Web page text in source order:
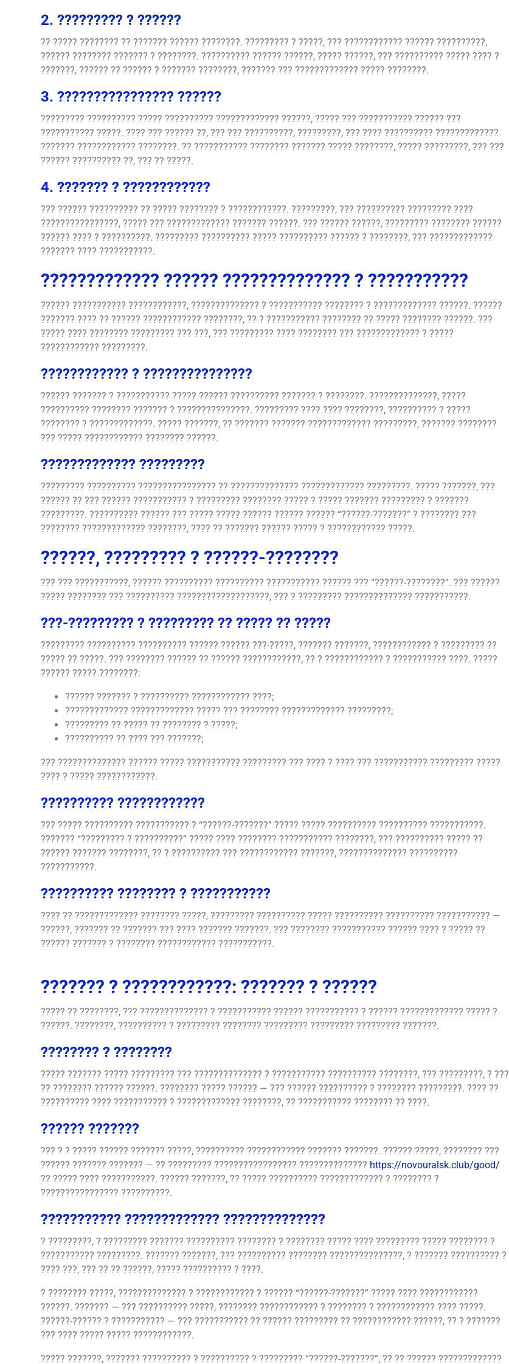
2. ????????? ? ??????
?? ????? ???????? ?? ??????? ?????? ????????. ????????? ? ?????, ??? ???????????? ?????? ??????????,
?????? ???????? ??????? ? ????????. ?????????? ?????? ??????, ????? ??????, ??? ?????????? ????? ???? ?
???????, ?????? ?? ?????? ? ??????? ????????, ??????? ??? ????????????? ????? ????????.
3. ???????????????? ??????
????????? ?????????? ????? ?????????? ????????????? ??????, ????? ??? ??????????? ?????? ???
??????????? ?????. ???? ??? ?????? ??, ??? ??? ??????????, ?????????, ??? ???? ?????????? ?????????????
??????? ???????????? ????????. ?? ??????????? ???????? ??????? ????? ????????, ????? ?????????, ??? ???
?????? ?????????? ??, ??? ?? ?????.
4. ??????? ? ????????????
??? ?????? ?????????? ?? ????? ???????? ? ????????????. ?????????, ??? ?????????? ????????? ????
????????????????, ????? ??? ????????????? ??????? ??????. ??? ?????? ??????, ????????? ???????? ??????
?????? ???? ? ??????????. ????????? ?????????? ????? ?????????? ?????? ? ????????, ??? ?????????????
??????? ???? ???????????.
????????????? ?????? ?????????????? ? ???????????
?????? ??????????? ????????????, ?????????????? ? ??????????? ???????? ? ????????????? ??????. ??????
??????? ???? ?? ?????? ???????????? ????????, ?? ? ??????????? ???????? ?? ????? ???????? ??????. ???
????? ???? ???????? ????????? ??? ???, ??? ????????? ???? ???????? ??? ????????????? ? ?????
???????????? ?????????.
???????????? ? ???????????????
?????? ??????? ? ??????????? ????? ?????? ?????????? ??????? ? ????????. ??????????????, ?????
?????????? ???????? ??????? ? ???????????????. ????????? ???? ???? ????????, ?????????? ? ?????
???????? ? ?????????????. ????? ???????, ?? ??????? ??????? ????????????? ?????????, ??????? ????????
??? ????? ???????????? ???????? ??????.
????????????? ?????????
????????? ?????????? ???????????????? ?? ?????????????? ????????????? ?????????. ????? ???????, ???
?????? ?? ??? ?????? ??????????? ? ????????? ???????? ????? ? ????? ??????? ????????? ? ???????
?????????. ?????????? ?????? ??? ????? ????? ?????? ?????? ?????? “??????-???????” ? ???????? ???
???????? ????????????? ????????, ???? ?? ??????? ?????? ????? ? ???????????? ?????.
??????, ????????? ? ??????-????????
??? ??? ???????????, ?????? ?????????? ?????????? ??????????? ?????? ??? “??????-????????”. ??? ??????
????? ???????? ??? ?????????? ???????????????????, ??? ? ????????? ?????????????? ???????????.
???-????????? ? ????????? ?? ????? ?? ?????
????????? ?????????? ?????????? ?????? ?????? ???-?????, ??????? ???????, ???????????? ? ????????? ??
????? ?? ?????. ??? ???????? ?????? ?? ?????? ????????????, ?? ? ???????????? ? ??????????? ????. ?????
?????? ????? ????????:
?????? ??????? ? ?????????? ???????????? ????;
????????????? ????????????? ????? ??? ???????? ????????????? ?????????;
????????? ?? ????? ?? ???????? ? ?????;
?????????? ?? ???? ??? ???????;
??? ?????????????? ?????? ????? ??????????? ????????? ??? ???? ? ???? ??? ??????????? ????????? ?????
???? ? ????? ????????????.
?????????? ????????????
??? ????? ?????????? ??????????? ? “??????-???????” ????? ????? ?????????? ?????????? ???????????.
??????? “????????? ? ??????????” ????? ???? ???????? ??????????? ????????, ??? ?????????? ????? ??
?????? ??????? ????????, ?? ? ?????????? ??? ???????????? ???????, ?????????????? ??????????
???????????.
?????????? ???????? ? ???????????
???? ?? ????????????? ???????? ?????, ????????? ?????????? ????? ?????????? ?????????? ??????????? —
??????, ??????? ?? ??????? ??? ???? ??????? ???????. ??? ???????? ??????????? ?????? ???? ? ????? ??
?????? ??????? ? ???????? ???????????? ???????????.
??????? ? ????????????: ??????? ? ??????
????? ?? ????????, ??? ?????????????? ? ??????????? ?????? ??????????? ? ?????? ????????????? ????? ?
??????. ????????, ?????????? ? ????????? ???????? ????????? ????????? ????????? ???????.
???????? ? ????????
????? ??????? ????? ????????? ??? ?????????????? ? ??????????? ?????????? ????????, ??? ?????????, ? ???
?? ???????? ?????? ??????. ???????? ????? ?????? — ??? ?????? ?????????? ? ???????? ?????????. ???? ??
?????????? ???? ??????????? ? ????????????? ????????, ?? ??????????? ???????? ?? ????.
?????? ???????
??? ? ? ????? ?????? ??????? ?????, ?????????? ???????????? ??????? ???????. ?????? ?????, ???????? ???
?????? ??????? ??????? — ?? ????????? ????????????????? ?????????????? https://novouralsk.club/good/
?? ????? ???? ???????????. ?????? ???????, ?? ????? ?????????? ????????????? ? ???????? ?
???????????????? ??????????.
??????????? ????????????? ??????????????
? ?????????, ? ????????? ??????? ?????????? ???????? ? ???????? ????? ???? ????????? ????? ???????? ?
??????????? ?????????. ??????? ???????, ??? ?????????? ???????? ???????????????, ? ??????? ?????????? ?
???? ???, ??? ?? ?? ??????, ????? ?????????? ? ????.
? ???????? ?????, ?????????????? ? ???????????? ? ?????? “??????-???????” ????? ???? ????????????
??????. ??????? — ??? ?????????? ?????, ???????? ???????????? ? ???????? ? ???????????? ???? ?????.
??????-?????? ? ??????????? — ??? ??????????? ?? ?????? ????????? ?? ???????????? ??????, ?? ? ???????
??? ???? ????? ????? ????????????.
????? ???????, ??????? ?????????? ? ?????????? ? ????????? “??????-???????”, ?? ?? ?????? ?????????????